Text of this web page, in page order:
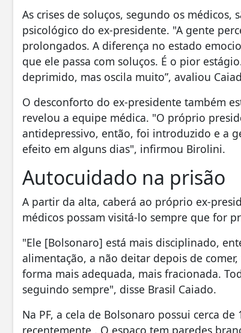
As crises de soluços, segundo os
psicológico do ex-presidente. "A gente
prolongados. A diferença no estado
que ele passa com soluços. É o pior
deprimido, mas oscila muito”, avaliou
O desconforto do ex-presidente também
revelou a equipe médica. "O próprio
antidepressivo, então, foi introduzido e a
efeito em alguns dias", infirmou Birolini.
Autocuidado na prisão
A partir da alta, caberá ao próprio ex-
médicos possam visitá-lo sempre que for
"Ele [Bolsonaro] está mais disciplinado,
alimentação, a não deitar depois de
forma mais adequada, mais fracionada.
seguindo sempre", disse Brasil Caiado.
Na PF, a cela de Bolsonaro possui cerca
recentemente . O espaço tem paredes